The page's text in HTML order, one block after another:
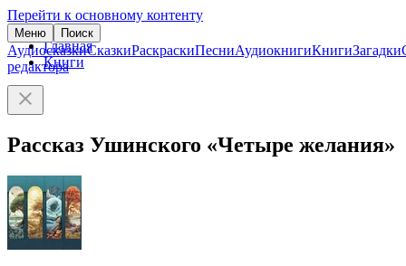
Перейти к основному контенту
Меню Поиск
АудиосказкиСказкиРаскраскиПесниАудиокнигиКнигиЗагадки
редактора
Главная
Книги
Рассказ Ушинского «Четыре желания»